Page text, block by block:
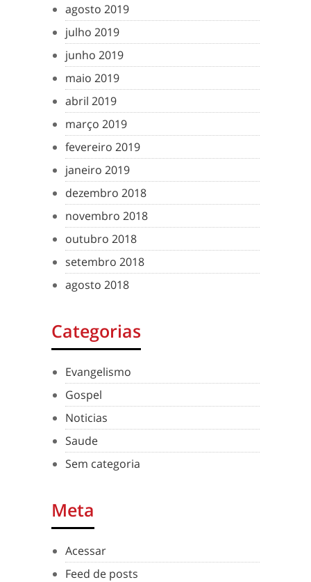
agosto 2019
julho 2019
junho 2019
maio 2019
abril 2019
março 2019
fevereiro 2019
janeiro 2019
dezembro 2018
novembro 2018
outubro 2018
setembro 2018
agosto 2018
Categorias
Evangelismo
Gospel
Noticias
Saude
Sem categoria
Meta
Acessar
Feed de posts